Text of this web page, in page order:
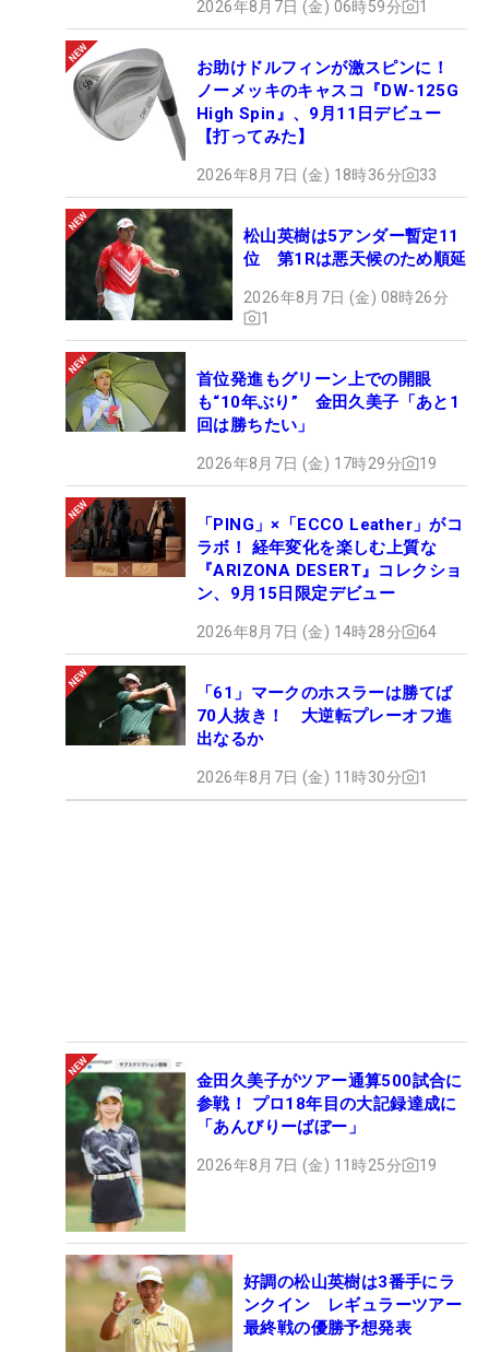
2026年8月7日 (金) 06時59分 1
お助けドルフィンが激スピンに！
ノーメッキのキャスコ『DW-125G
High Spin』、9月11日デビュー
【打ってみた】
2026年8月7日 (金) 18時36分 33
松山英樹は5アンダー暫定11
位 第1Rは悪天候のため順延
2026年8月7日 (金) 08時26分
1
首位発進もグリーン上での開眼
も“10年ぶり” 金田久美子「あと1
回は勝ちたい」
2026年8月7日 (金) 17時29分 19
「PING」×「ECCO Leather」がコ
ラボ！ 経年変化を楽しむ上質な
『ARIZONA DESERT』コレクショ
ン、9月15日限定デビュー
2026年8月7日 (金) 14時28分 64
「61」マークのホスラーは勝てば
70人抜き！ 大逆転プレーオフ進
出なるか
2026年8月7日 (金) 11時30分 1
金田久美子がツアー通算500試合に
参戦！ プロ18年目の大記録達成に
「あんびりーばぼー」
2026年8月7日 (金) 11時25分 19
好調の松山英樹は3番手にラ
ンクイン レギュラーツアー
最終戦の優勝予想発表